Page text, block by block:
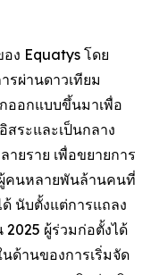
ง Equatys โดย
รผ่านดาวเทียม
ออกแบบขึ้นมาเพื่อ
ระและเป็นกลาง
ยราย เพื่อขยายการ
คนหลายพันล้านคนที่
นับตั้งแต่การแถลง
2025 ผู้ร่วมก่อตั้งได้
ด้านของการเริ่มจัด